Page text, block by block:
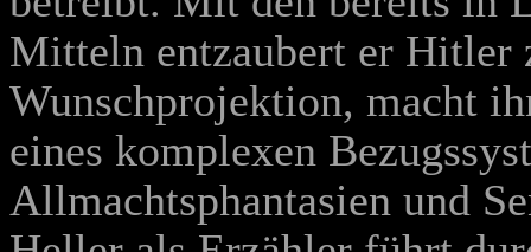
Mitteln entzaubert er Hitler
Wunschprojektion, macht
eines komplexen
Allmachtsphantasien und